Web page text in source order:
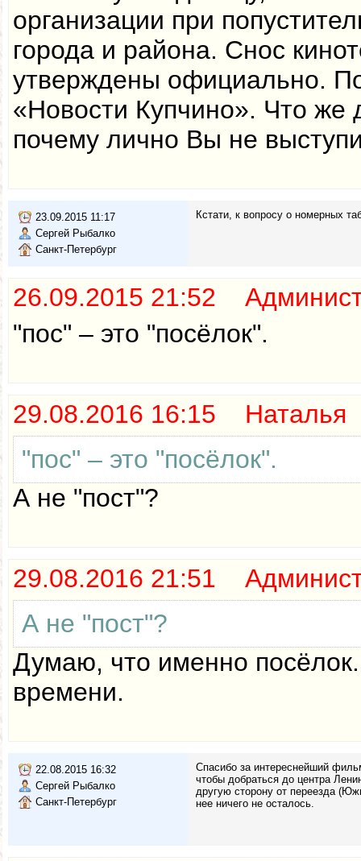
организации при
города и района. Снос
утверждены официально.
«Новости Купчино». Что же
почему лично Вы не
23.09.2015 11:17
Сергей Рыбалко
Санкт-Петербург
Кстати, к вопросу о номерных
26.09.2015 21:52
"пос" – это "посёлок".
29.08.2016 16:15 Наталья
"пос" – это "посёлок".
А не "пост"?
29.08.2016 21:51
А не "пост"?
Думаю, что именно
времени.
22.08.2015 16:32
Сергей Рыбалко
Санкт-Петербург
Спасибо за интереснейший
чтобы добраться до центра
другую сторону от переезда
нее ничего не осталось.